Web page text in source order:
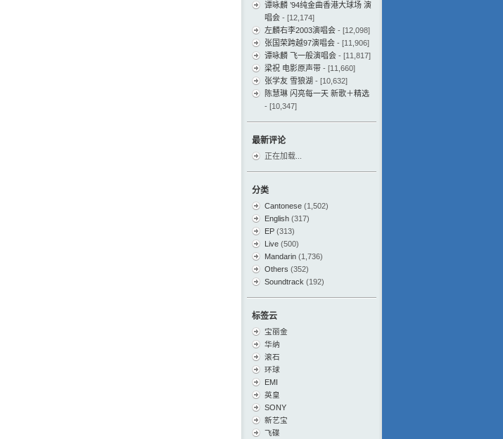
谭咏麟 ’94纯金曲香港大球场 演
唱会 - [12,174]
左麟右李2003演唱会 - [12,098]
张国荣跨越97演唱会 - [11,906]
谭咏麟 飞一般演唱会 - [11,817]
梁祝 电影原声带 - [11,660]
张学友 雪狼湖 - [10,632]
陈慧琳 闪亮每一天 新歌＋精选
- [10,347]
最新评论
正在加载...
分类
Cantonese (1,502)
English (317)
EP (313)
Live (500)
Mandarin (1,736)
Others (352)
Soundtrack (192)
标签云
宝丽金
华纳
滚石
环球
EMI
英皇
SONY
新艺宝
飞碟